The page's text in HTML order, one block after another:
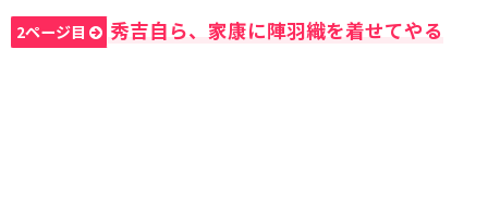
2ページ目 秀吉自ら、家康に陣羽織を着せてやる